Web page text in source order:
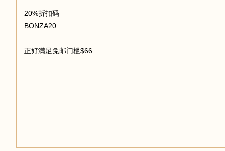
20%折扣码
BONZA20
正好满足免邮门槛$66